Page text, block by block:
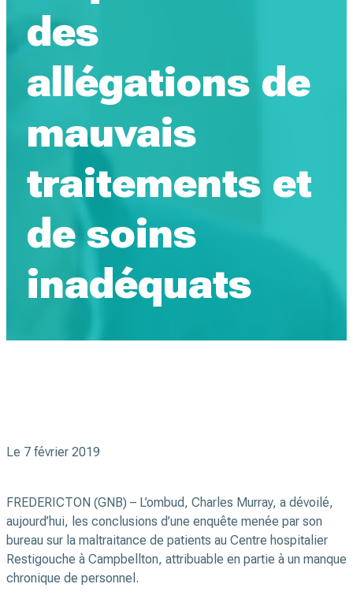
des
allégations de
mauvais
traitements et
de soins
inadéquats
Le 7 février 2019
FREDERICTON (GNB) – L’ombud, Charles Murray, a dévoilé,
aujourd’hui, les conclusions d’une enquête menée par son
bureau sur la maltraitance de patients au Centre hospitalier
Restigouche à Campbellton, attribuable en partie à un manque
chronique de personnel.